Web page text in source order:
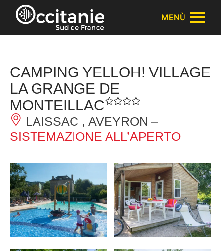
Pannello di gestione dei cookies
MENÙ
CAMPING YELLOH! VILLAGE
LA GRANGE DE
MONTEILLAC
LAISSAC , AVEYRON –
SISTEMAZIONE ALL’APERTO